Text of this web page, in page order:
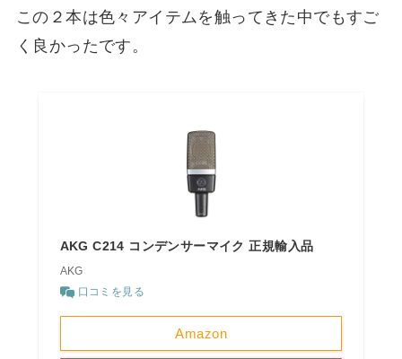
この２本は色々アイテムを触ってきた中でもすご
く良かったです。
AKG C214 コンデンサーマイク 正規輸入品
AKG
口コミを見る
Amazon